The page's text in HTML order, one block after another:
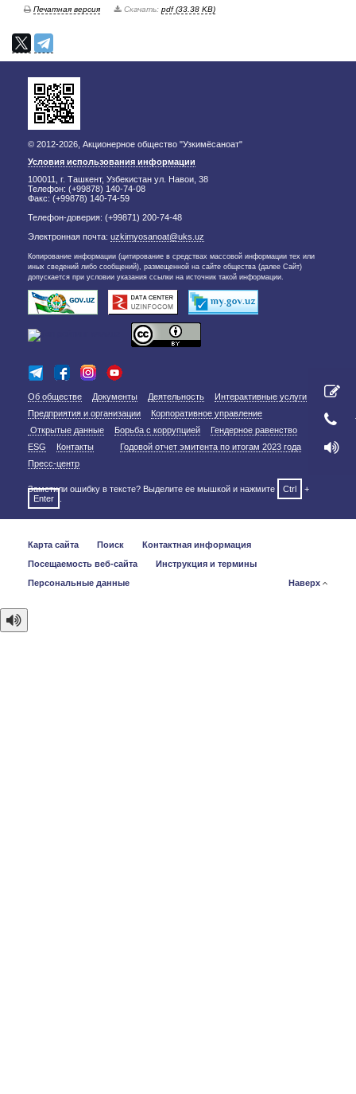
Печатная версия Скачать: pdf (33.38 KB)
© 2012-2026, Акционерное общество "Узкимёсаноат"
Условия использования информации
100011, г. Ташкент, Узбекистан ул. Навои, 38
Телефон: (+99878) 140-74-08
Факс: (+99878) 140-74-59
Телефон-доверия: (+99871) 200-74-48
Электронная почта: uzkimyosanoat@uks.uz
Копирование информации (цитирование в средствах массовой информации тех или
иных сведений либо сообщений), размещенной на сайте общества (далее Сайт)
допускается при условии указания ссылки на источник такой информации.
Об обществе Документы Деятельность
Интерактивные услуги
Предприятия и организации
Корпоративное управление
Открытые данные
Борьба с коррупцией
Гендерное равенство
ESG
Контакты
Годовой отчет эмитента по итогам 2023 года
Пресс-центр
Заметили ошибку в тексте? Выделите ее мышкой и нажмите Ctrl
+
Enter
Карта сайта Поиск
Контактная информация
Посещаемость веб-сайта
Инструкция и термины
Персональные данные
Наверх